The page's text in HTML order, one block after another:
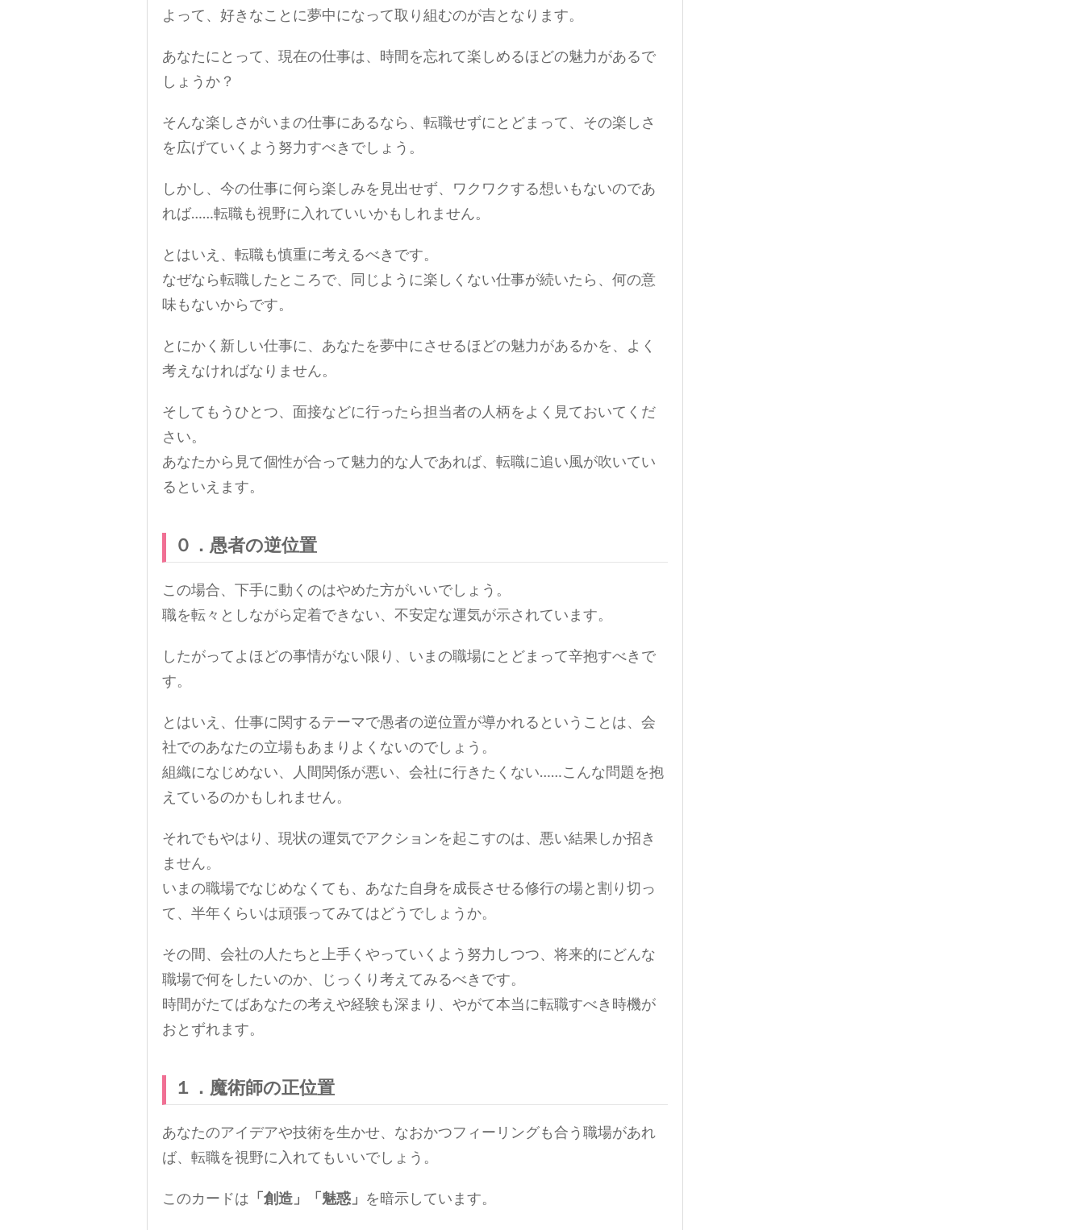
よって、好きなことに夢中になって取り組むのが吉となります。
あなたにとって、現在の仕事は、時間を忘れて楽しめるほどの魅力があるで
しょうか？
そんな楽しさがいまの仕事にあるなら、転職せずにとどまって、その楽しさ
を広げていくよう努力すべきでしょう。
しかし、今の仕事に何ら楽しみを見出せず、ワクワクする想いもないのであ
れば……転職も視野に入れていいかもしれません。
とはいえ、転職も慎重に考えるべきです。
なぜなら転職したところで、同じように楽しくない仕事が続いたら、何の意
味もないからです。
とにかく新しい仕事に、あなたを夢中にさせるほどの魅力があるかを、よく
考えなければなりません。
そしてもうひとつ、面接などに行ったら担当者の人柄をよく見ておいてくだ
さい。
あなたから見て個性が合って魅力的な人であれば、転職に追い風が吹いてい
るといえます。
０．愚者の逆位置
この場合、下手に動くのはやめた方がいいでしょう。
職を転々としながら定着できない、不安定な運気が示されています。
したがってよほどの事情がない限り、いまの職場にとどまって辛抱すべきで
す。
とはいえ、仕事に関するテーマで愚者の逆位置が導かれるということは、会
社でのあなたの立場もあまりよくないのでしょう。
組織になじめない、人間関係が悪い、会社に行きたくない……こんな問題を抱
えているのかもしれません。
それでもやはり、現状の運気でアクションを起こすのは、悪い結果しか招き
ません。
いまの職場でなじめなくても、あなた自身を成長させる修行の場と割り切っ
て、半年くらいは頑張ってみてはどうでしょうか。
その間、会社の人たちと上手くやっていくよう努力しつつ、将来的にどんな
職場で何をしたいのか、じっくり考えてみるべきです。
時間がたてばあなたの考えや経験も深まり、やがて本当に転職すべき時機が
おとずれます。
１．魔術師の正位置
あなたのアイデアや技術を生かせ、なおかつフィーリングも合う職場があれ
ば、転職を視野に入れてもいいでしょう。
このカードは 「創造」「魅惑」 を暗示しています。